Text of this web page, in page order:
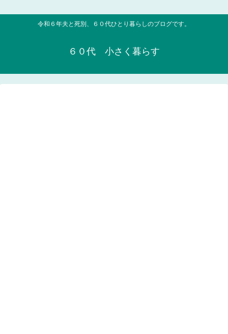
令和６年夫と死別、６０代ひとり暮らしのブログです。
６０代 小さく暮らす